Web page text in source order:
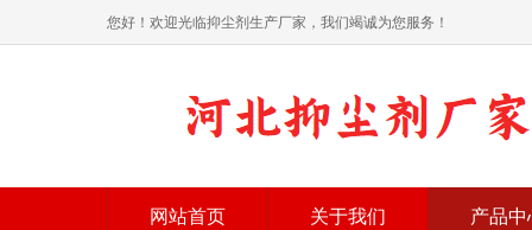
您好！欢迎光临抑尘剂生产厂家，我们竭诚为您服务！
网站首页 关于我们 产品中